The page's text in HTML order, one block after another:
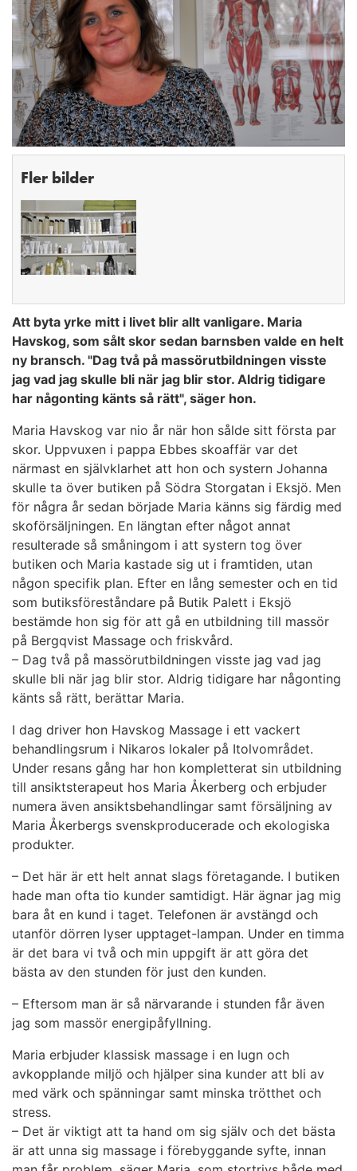
Fler bilder
Att byta yrke mitt i livet blir allt vanligare. Maria
Havskog, som sålt skor sedan barnsben valde en helt
ny bransch. "Dag två på massörutbildningen visste
jag vad jag skulle bli när jag blir stor. Aldrig tidigare
har någonting känts så rätt", säger hon.
Maria Havskog var nio år när hon sålde sitt första par
skor. Uppvuxen i pappa Ebbes skoaffär var det
närmast en självklarhet att hon och systern Johanna
skulle ta över butiken på Södra Storgatan i Eksjö. Men
för några år sedan började Maria känns sig färdig med
skoförsäljningen. En längtan efter något annat
resulterade så småningom i att systern tog över
butiken och Maria kastade sig ut i framtiden, utan
någon specifik plan. Efter en lång semester och en tid
som butiksföreståndare på Butik Palett i Eksjö
bestämde hon sig för att gå en utbildning till massör
på Bergqvist Massage och friskvård.
– Dag två på massörutbildningen visste jag vad jag
skulle bli när jag blir stor. Aldrig tidigare har någonting
känts så rätt, berättar Maria.
I dag driver hon Havskog Massage i ett vackert
behandlingsrum i Nikaros lokaler på Itolvområdet.
Under resans gång har hon kompletterat sin utbildning
till ansiktsterapeut hos Maria Åkerberg och erbjuder
numera även ansiktsbehandlingar samt försäljning av
Maria Åkerbergs svenskproducerade och ekologiska
produkter.
– Det här är ett helt annat slags företagande. I butiken
hade man ofta tio kunder samtidigt. Här ägnar jag mig
bara åt en kund i taget. Telefonen är avstängd och
utanför dörren lyser upptaget-lampan. Under en timma
är det bara vi två och min uppgift är att göra det
bästa av den stunden för just den kunden.
– Eftersom man är så närvarande i stunden får även
jag som massör energipåfyllning.
Maria erbjuder klassisk massage i en lugn och
avkopplande miljö och hjälper sina kunder att bli av
med värk och spänningar samt minska trötthet och
stress.
– Det är viktigt att ta hand om sig själv och det bästa
är att unna sig massage i förebyggande syfte, innan